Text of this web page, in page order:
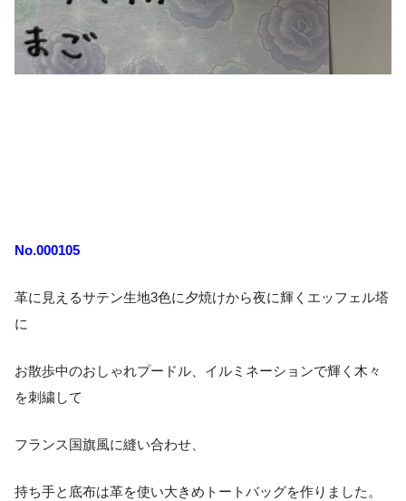
No.000105
革に見えるサテン生地3色に夕焼けから夜に輝くエッフェル塔
に
お散歩中のおしゃれプードル、イルミネーションで輝く木々
を刺繍して
フランス国旗風に縫い合わせ、
持ち手と底布は革を使い大きめトートバッグを作りました。